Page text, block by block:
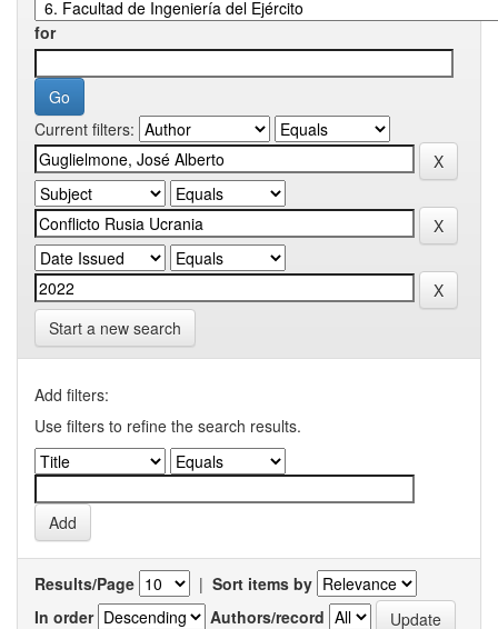
for
Current filters:
Start a new search
Add filters:
Use filters to refine the search results.
Results/Page | Sort items by
In order
Authors/record